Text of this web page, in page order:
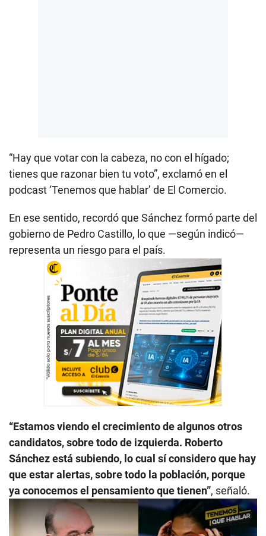
“Hay que votar con la cabeza, no con el hígado;
tienes que razonar bien tu voto”, exclamó en el
podcast ‘Tenemos que hablar’ de El Comercio.
En ese sentido, recordó que Sánchez formó parte del
gobierno de Pedro Castillo, lo que —según indicó—
representa un riesgo para el país.
“Estamos viendo el crecimiento de algunos otros
candidatos, sobre todo de izquierda. Roberto
Sánchez está subiendo, lo cual sí considero que hay
que estar alertas, sobre todo la población, porque
ya conocemos el pensamiento que tienen”, señaló.